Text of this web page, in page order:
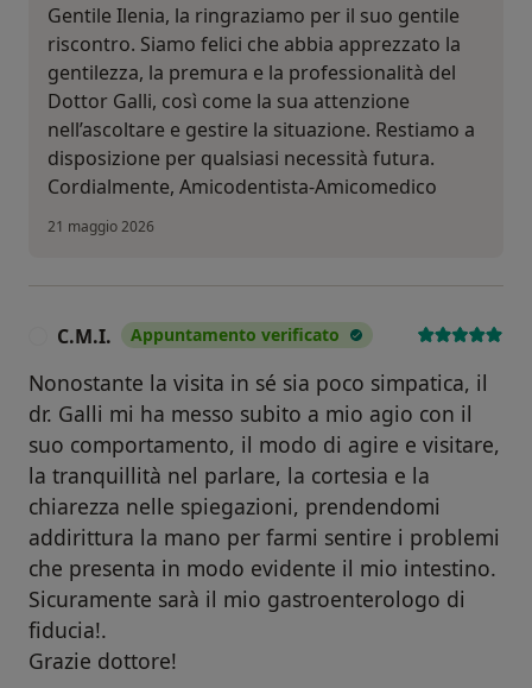
Gentile Ilenia, la ringraziamo per il suo gentile
riscontro. Siamo felici che abbia apprezzato la
gentilezza, la premura e la professionalità del
Dottor Galli, così come la sua attenzione
nell’ascoltare e gestire la situazione. Restiamo a
disposizione per qualsiasi necessità futura.
Cordialmente, Amicodentista-Amicomedico
21 maggio 2026
C.M.I. Appuntamento verificato
Nonostante la visita in sé sia poco simpatica, il
dr. Galli mi ha messo subito a mio agio con il
suo comportamento, il modo di agire e visitare,
la tranquillità nel parlare, la cortesia e la
chiarezza nelle spiegazioni, prendendomi
addirittura la mano per farmi sentire i problemi
che presenta in modo evidente il mio intestino.
Sicuramente sarà il mio gastroenterologo di
fiducia!.
Grazie dottore!